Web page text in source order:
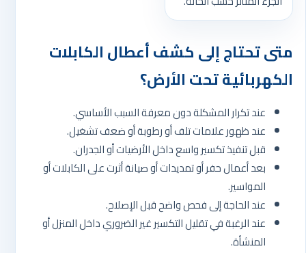
متى تحتاج إلى كشف أعطال الكابلات
الكهربائية تحت الأرض؟
عند تكرار المشكلة دون معرفة السبب الأساسي.
عند ظهور علامات تلف أو رطوبة أو ضعف تشغيل.
قبل تنفيذ تكسير واسع داخل الأرضيات أو الجدران.
بعد أعمال حفر أو تمديدات أو صيانة أثرت على الكابلات أو
المواسير.
عند الحاجة إلى فحص واضح قبل الإصلاح.
عند الرغبة في تقليل التكسير غير الضروري داخل المنزل أو
المنشأة.